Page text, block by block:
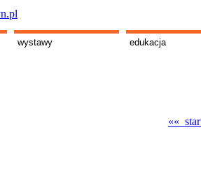
wystawy edukacja
««